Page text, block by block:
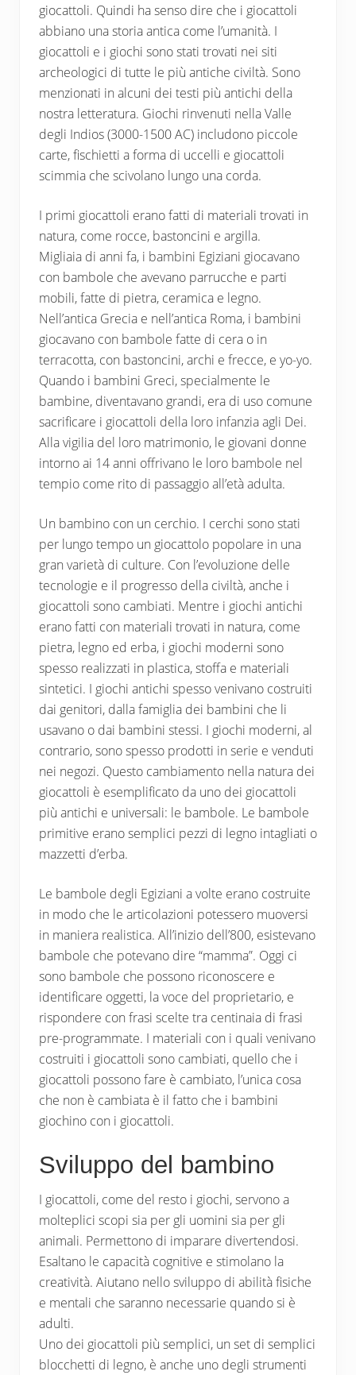
giocattoli. Quindi ha senso dire che i giocattoli
abbiano una storia antica come l’umanità. I
giocattoli e i giochi sono stati trovati nei siti
archeologici di tutte le più antiche civiltà. Sono
menzionati in alcuni dei testi più antichi della
nostra letteratura. Giochi rinvenuti nella Valle
degli Indios (3000-1500 AC) includono piccole
carte, fischietti a forma di uccelli e giocattoli
scimmia che scivolano lungo una corda.
I primi giocattoli erano fatti di materiali trovati in
natura, come rocce, bastoncini e argilla.
Migliaia di anni fa, i bambini Egiziani giocavano
con bambole che avevano parrucche e parti
mobili, fatte di pietra, ceramica e legno.
Nell’antica Grecia e nell’antica Roma, i bambini
giocavano con bambole fatte di cera o in
terracotta, con bastoncini, archi e frecce, e yo-yo.
Quando i bambini Greci, specialmente le
bambine, diventavano grandi, era di uso comune
sacrificare i giocattoli della loro infanzia agli Dei.
Alla vigilia del loro matrimonio, le giovani donne
intorno ai 14 anni offrivano le loro bambole nel
tempio come rito di passaggio all’età adulta.
Un bambino con un cerchio. I cerchi sono stati
per lungo tempo un giocattolo popolare in una
gran varietà di culture. Con l’evoluzione delle
tecnologie e il progresso della civiltà, anche i
giocattoli sono cambiati. Mentre i giochi antichi
erano fatti con materiali trovati in natura, come
pietra, legno ed erba, i giochi moderni sono
spesso realizzati in plastica, stoffa e materiali
sintetici. I giochi antichi spesso venivano costruiti
dai genitori, dalla famiglia dei bambini che li
usavano o dai bambini stessi. I giochi moderni, al
contrario, sono spesso prodotti in serie e venduti
nei negozi. Questo cambiamento nella natura dei
giocattoli è esemplificato da uno dei giocattoli
più antichi e universali: le bambole. Le bambole
primitive erano semplici pezzi di legno intagliati o
mazzetti d’erba.
Le bambole degli Egiziani a volte erano costruite
in modo che le articolazioni potessero muoversi
in maniera realistica. All’inizio dell’800, esistevano
bambole che potevano dire “mamma”. Oggi ci
sono bambole che possono riconoscere e
identificare oggetti, la voce del proprietario, e
rispondere con frasi scelte tra centinaia di frasi
pre-programmate. I materiali con i quali venivano
costruiti i giocattoli sono cambiati, quello che i
giocattoli possono fare è cambiato, l’unica cosa
che non è cambiata è il fatto che i bambini
giochino con i giocattoli.
Sviluppo del bambino
I giocattoli, come del resto i giochi, servono a
molteplici scopi sia per gli uomini sia per gli
animali. Permettono di imparare divertendosi.
Esaltano le capacità cognitive e stimolano la
creatività. Aiutano nello sviluppo di abilità fisiche
e mentali che saranno necessarie quando si è
adulti.
Uno dei giocattoli più semplici, un set di semplici
blocchetti di legno, è anche uno degli strumenti